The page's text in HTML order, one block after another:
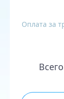
Оплата за
Всего